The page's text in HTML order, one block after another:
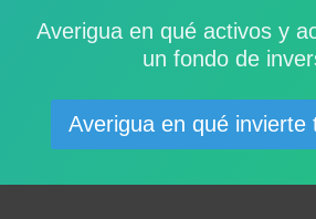
Averigua en qué activos y
un fondo de
Averigua en qué invierte